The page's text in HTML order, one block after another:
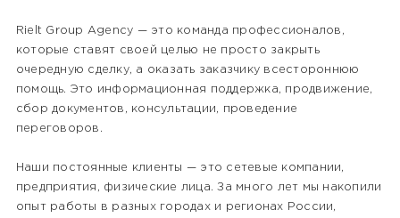
Rielt Group Agency — это команда профессионалов,
которые ставят своей целью не просто закрыть
очередную сделку, а оказать заказчику всестороннюю
помощь. Это информационная поддержка, продвижение,
сбор документов, консультации, проведение
переговоров.
Наши постоянные клиенты — это сетевые компании,
предприятия, физические лица. За много лет мы накопили
опыт работы в разных городах и регионах России,